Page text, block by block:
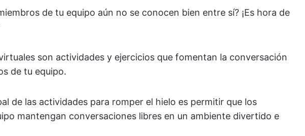
de tu equipo aún no se conocen bien entre sí? ¡Es hora de
son actividades y ejercicios que fomentan la conversación
de tu equipo.
de las actividades para romper el hielo es permitir que los
mantengan conversaciones libres en un ambiente divertido e